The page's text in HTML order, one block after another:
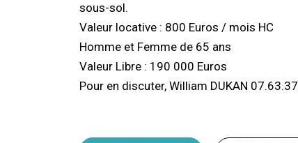
sous-sol.
Valeur locative : 800 Euros / mois HC
Homme et Femme de 65 ans
Valeur Libre : 190 000 Euros
Pour en discuter, William DUKAN